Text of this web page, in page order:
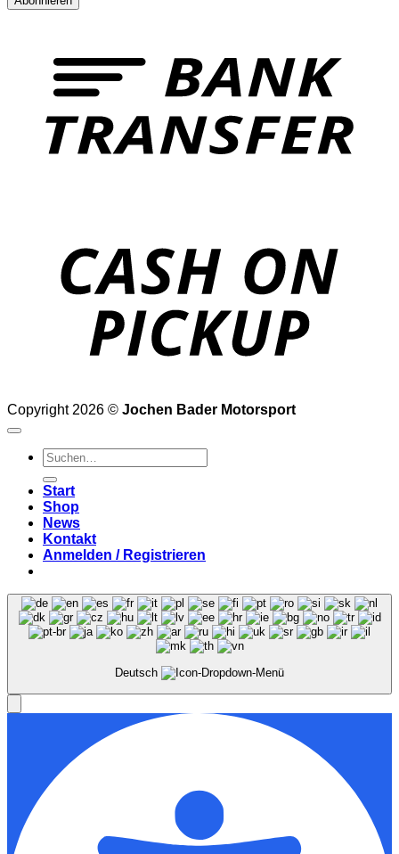
Copyright 2026 © Jochen Bader Motorsport
Suchen
nach:
Start
Shop
News
Kontakt
Anmelden / Registrieren
Deutsch